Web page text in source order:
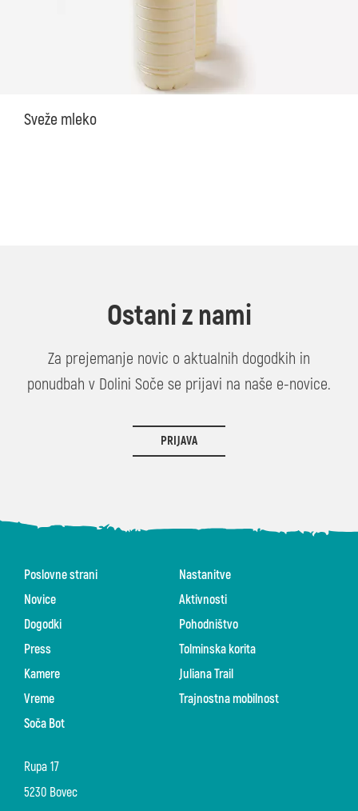
Sveže mleko
Ostani z nami
Za prejemanje novic o aktualnih dogodkih in
ponudbah v Dolini Soče se prijavi na naše e-novice.
PRIJAVA
Rupa 17
5230 Bovec
Poslovne strani
Novice
Dogodki
Press
Kamere
Vreme
Soča Bot
Nastanitve
Aktivnosti
Pohodništvo
Tolminska korita
Juliana Trail
Trajnostna mobilnost